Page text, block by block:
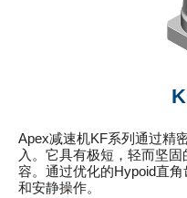
Apex减速机KF系列通过精
入。它具有极短，轻而坚
容。通过优化的Hypoid直
和安静操作。